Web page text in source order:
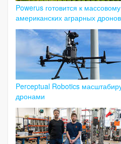
Powerus готовится к
американских аграрных дронов
Perceptual Robotics
дронами